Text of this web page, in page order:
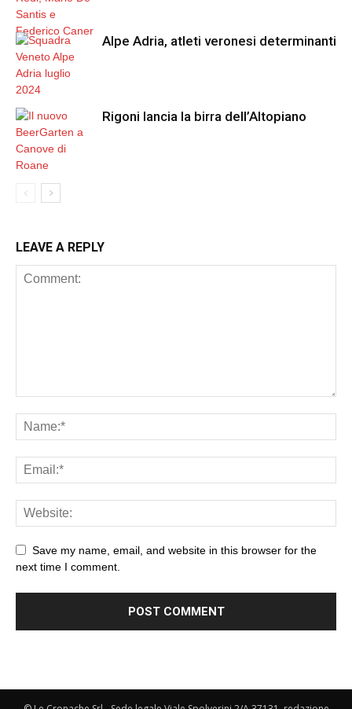
Alpe Adria, atleti veronesi determinanti
Rigoni lancia la birra dell’Altopiano
LEAVE A REPLY
Save my name, email, and website in this browser for the
next time I comment.